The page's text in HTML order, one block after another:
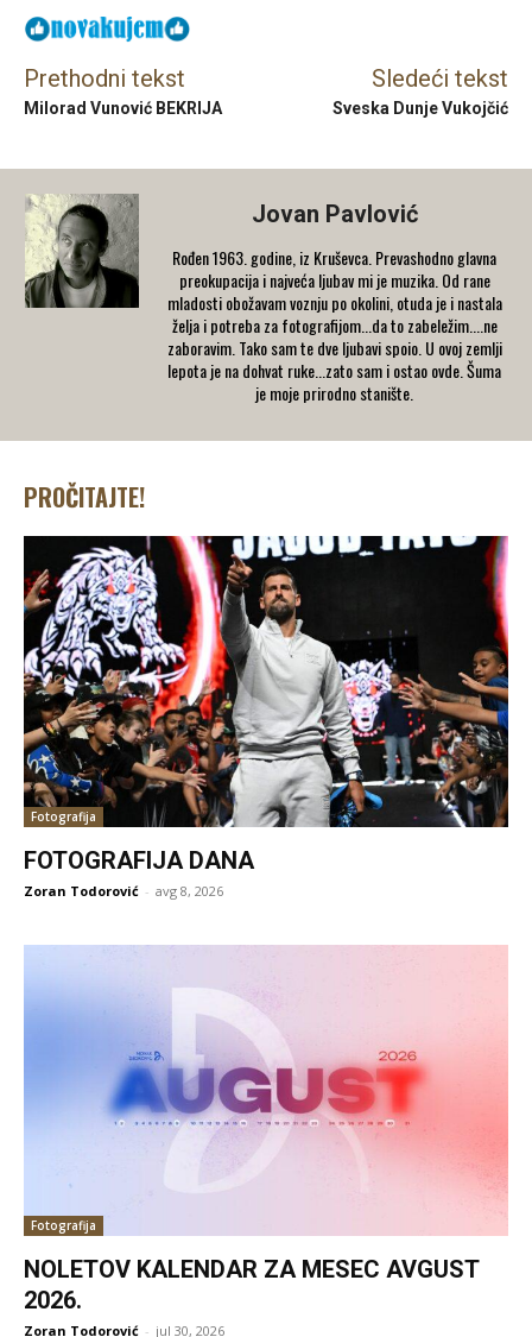
Prethodni tekst
Milorad Vunović BEKRIJA
Sledeći tekst
Sveska Dunje Vukojčić
Jovan Pavlović
Rođen 1963. godine, iz Kruševca. Prevashodno glavna
preokupacija i najveća ljubav mi je muzika. Od rane
mladosti obožavam voznju po okolini, otuda je i nastala
želja i potreba za fotografijom...da to zabeležim....ne
zaboravim. Tako sam te dve ljubavi spoio. U ovoj zemlji
lepota je na dohvat ruke...zato sam i ostao ovde. Šuma
je moje prirodno stanište.
PROČITAJTE!
Fotografija
FOTOGRAFIJA DANA
Zoran Todorović - avg 8, 2026
Fotografija
NOLETOV KALENDAR ZA MESEC AVGUST
2026.
Zoran Todorović - jul 30, 2026